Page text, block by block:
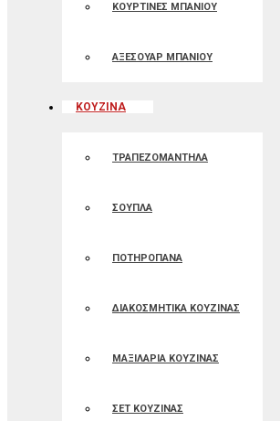
ΚΟΥΡΤΙΝΕΣ ΜΠΑΝIOΥ
ΑΞΕΣΟΥΑΡ ΜΠΑΝΙΟΥ
ΚΟΥΖΙΝΑ
ΤΡΑΠΕΖΟΜΑΝΤΗΛΑ
ΣΟΥΠΛΑ
ΠΟΤΗΡΟΠΑΝΑ
ΔΙΑΚΟΣΜΗΤΙΚΑ ΚΟΥΖΙΝΑΣ
ΜΑΞΙΛΑΡΙΑ ΚΟΥΖΙΝΑΣ
ΣΕΤ ΚΟΥΖΙΝΑΣ